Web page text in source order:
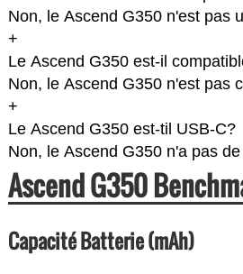
Non, le Ascend G350 n'est pas
+
Le Ascend G350 est-il
Non, le Ascend G350 n'est pas
+
Le Ascend G350 est-til USB-C?
Non, le Ascend G350 n'a pas
Ascend G350
Capacité Batterie (mAh)